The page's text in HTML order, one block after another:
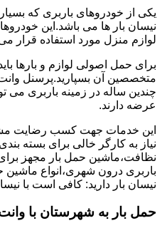
یکی از خودروهای باربری که
نیسان بار ها می باشد.این خودروها
لوازم منزل مورد استفاده قرار
برای حمل اصولی لوازم و بارها
متخصصین آن بسپارید.پرسنل وانت
چندین ساله در زمینه باربری می
عرضه دارند.
این خدمات جهت کسب رضایت
نیاز به کارگر خالی برای بسته
نظافت،ماشین حمل بار مجهز
باربری درون شهری،انواع ماشین
نیسان بار دارید: کافی است با
حمل بار به شهرستان با